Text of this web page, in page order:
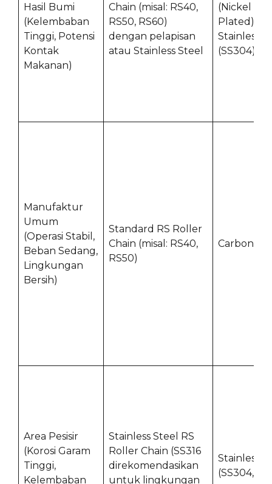
Hasil Bumi
(Kelembaban
Tinggi, Potensi
Kontak
Makanan)
Chain (misal: RS40,
RS50, RS60)
dengan pelapisan
atau Stainless Steel
(Nickel
Plated),
Stainless
(SS304)
Manufaktur
Umum
(Operasi Stabil,
Beban Sedang,
Lingkungan
Bersih)
Standard RS Roller
Chain (misal: RS40,
RS50)
Carbon
Area Pesisir
(Korosi Garam
Tinggi,
Kelembaban
Stainless Steel RS
Roller Chain (SS316
direkomendasikan
untuk lingkungan
Stainless
(SS304,